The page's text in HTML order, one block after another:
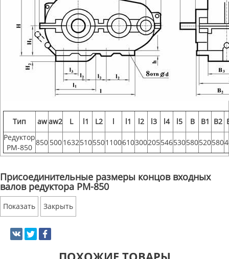
Тип awaw2 L l1 L2 l l1 l2 l3 l4 l5 B B1 B2
Редуктор
РМ-850
850 50016325105501100610300205546530580520580
Присоединительные размеры концов входных
валов редуктора РМ-850
Показать Закрыть